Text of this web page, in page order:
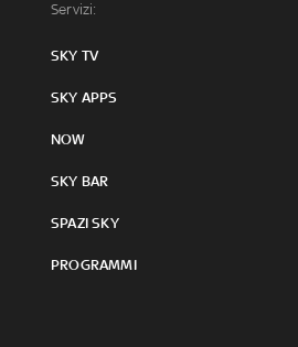
Servizi:
SKY TV
SKY APPS
NOW
SKY BAR
SPAZI SKY
PROGRAMMI